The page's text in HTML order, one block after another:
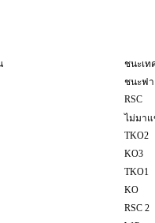
ชนะเท
ชนะฟา
RSC
ไม่มา
TKO2
KO3
TKO1
KO
RSC 2